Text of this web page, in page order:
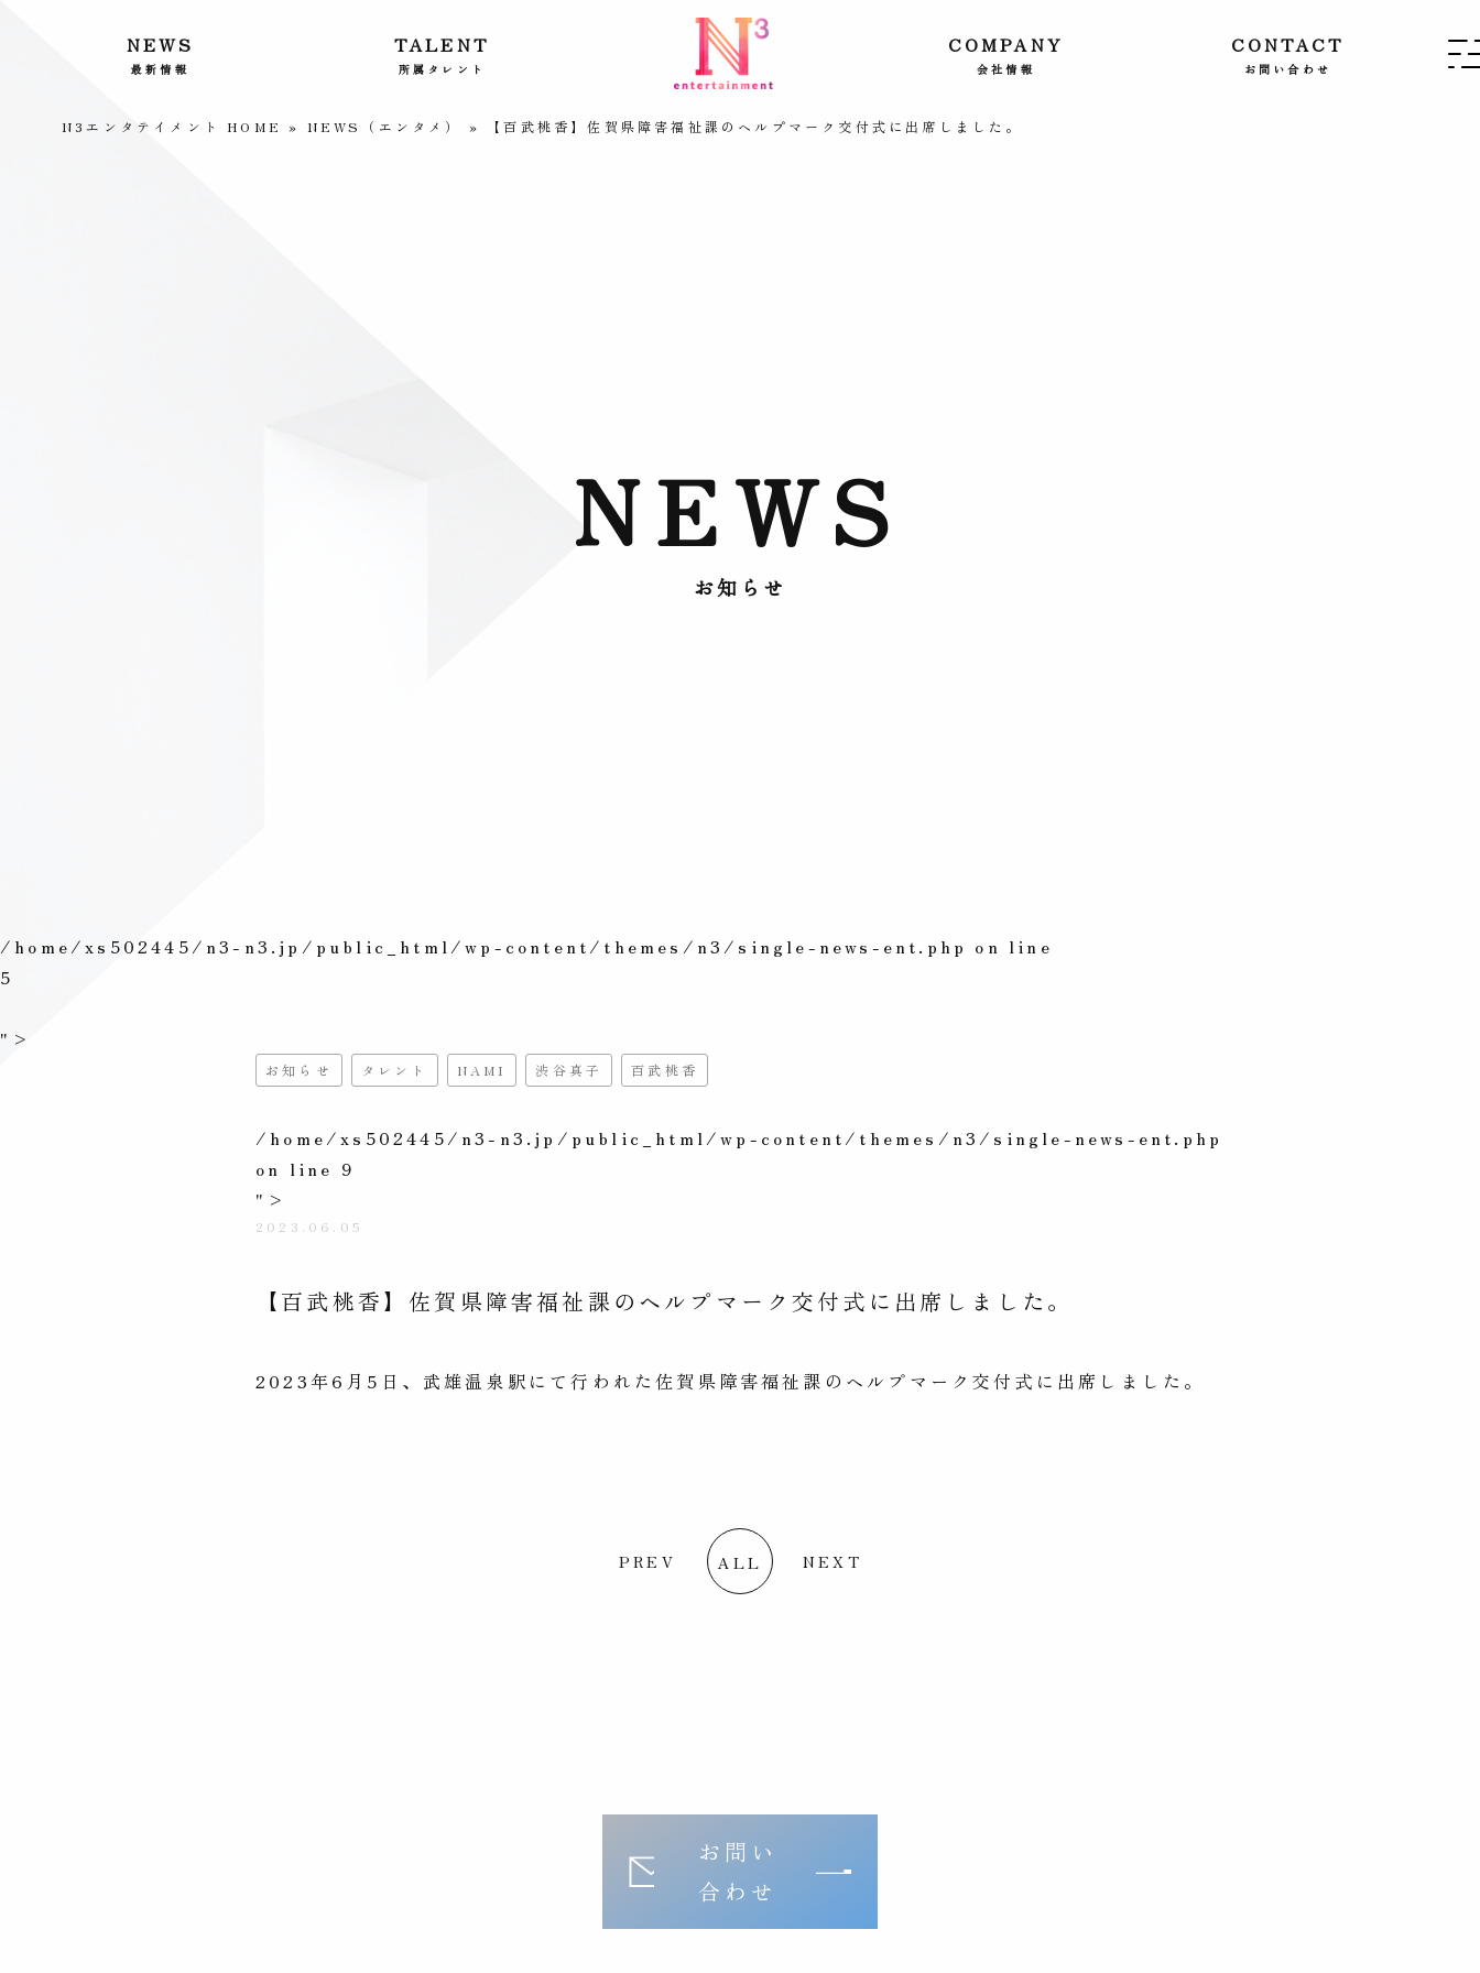
NEWS
最新情報
TALENT
所属タレント
COMPANY
会社情報
CONTACT
お問い合わせ
N3エンタテイメント HOME » NEWS（エンタメ） » 【百武桃香】佐賀県障害福祉課のヘルプマーク交付式に出席しました。
NEWS
お知らせ
/home/xs502445/n3-n3.jp/public_html/wp-content/themes/n3/single-news-ent.php on line
5
">
お知らせ タレント NAMI 渋谷真子 百武桃香
/home/xs502445/n3-n3.jp/public_html/wp-content/themes/n3/single-news-ent.php
on line 9
">
2023.06.05
【百武桃香】佐賀県障害福祉課のヘルプマーク交付式に出席しました。
2023年6月5日、武雄温泉駅にて行われた佐賀県障害福祉課のヘルプマーク交付式に出席しました。
PREV ALL NEXT
お問い
合わせ